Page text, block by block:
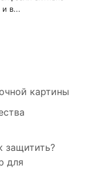
картины
защитить?
для